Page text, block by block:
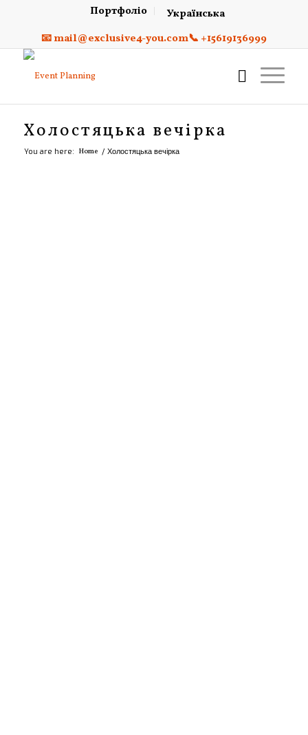
Портфоліо
Українська
📧 mail@exclusive4-you.com📞 +15619136999
Холостяцька вечірка
You are here: Home / Холостяцька вечірка